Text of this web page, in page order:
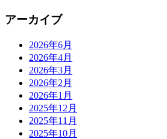
アーカイブ
2026年6月
2026年4月
2026年3月
2026年2月
2026年1月
2025年12月
2025年11月
2025年10月